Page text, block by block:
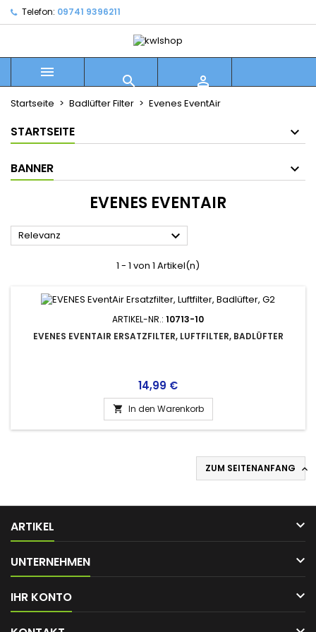
Telefon: 09741 9396211
  
Startseite Badlüfter Filter Evenes EventAir
STARTSEITE
BANNER
EVENES EVENTAIR
Relevanz 
1 - 1 von 1 Artikel(n)
ARTIKEL-NR.: 10713-10
EVENES EVENTAIR ERSATZFILTER, LUFTFILTER, BADLÜFTER
Preis
14,99 €
 In den Warenkorb
ZUM SEITENANFANG 
ARTIKEL 
UNTERNEHMEN 
IHR KONTO 